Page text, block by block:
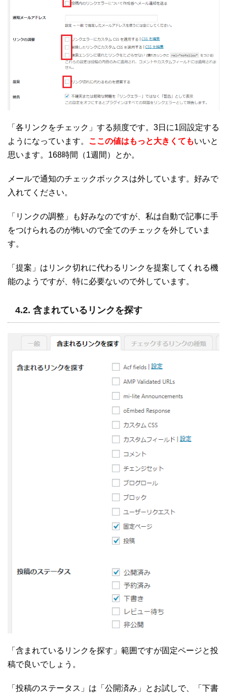
「各リンクをチェック」する頻度です。3日に1回設定する
ようになっています。 ここの値はもっと大きくてもいいと
思います。168時間（1週間）とか。
メールで通知のチェックボックスは外しています。好みで
入れてください。
「リンクの調整」も好みなのですが、私は自動で記事に手
をつけられるのが怖いので全てのチェックを外していま
す。
「提案」はリンク切れに代わるリンクを提案してくれる機
能のようですが、特に必要ないので外しています。
4.2. 含まれているリンクを探す
「含まれているリンクを探す」範囲ですが固定ページと投
稿で良いでしょう。
「投稿のステータス」は「公開済み」とお試しで、「下書